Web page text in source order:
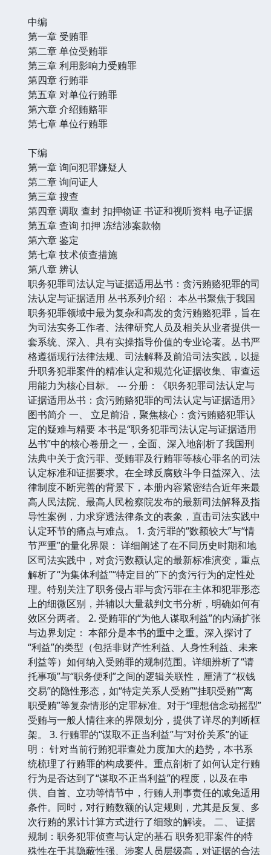
中编
第一章 受贿罪
第二章 单位受贿罪
第三章 利用影响力受贿罪
第四章 行贿罪
第五章 对单位行贿罪
第六章 介绍贿赂罪
第七章 单位行贿罪
下编
第一章 询问犯罪嫌疑人
第二章 询问证人
第三章 搜查
第四章 调取 查封 扣押物证 书证和视听资料 电子证据
第五章 查询 扣押 冻结涉案款物
第六章 鉴定
第七章 技术侦查措施
第八章 辨认
职务犯罪司法认定与证据适用丛书：贪污贿赂犯罪的司
法认定与证据适用 丛书系列介绍： 本丛书聚焦于我国
职务犯罪领域中最为复杂和高发的贪污贿赂犯罪，旨在
为司法实务工作者、法律研究人员及相关从业者提供一
套系统、深入、具有实操指导价值的专业论著。丛书严
格遵循现行法律法规、司法解释及前沿司法实践，以提
升职务犯罪案件的精准认定和规范化证据收集、审查运
用能力为核心目标。 --- 分册：《职务犯罪司法认定与
证据适用丛书：贪污贿赂犯罪的司法认定与证据适用》
图书简介 一、 立足前沿，聚焦核心：贪污贿赂犯罪认
定的疑难与精要 本书是“职务犯罪司法认定与证据适用
丛书”中的核心卷册之一，全面、深入地剖析了我国刑
法典中关于贪污罪、受贿罪及行贿罪等核心罪名的司法
认定标准和证据要求。在全球反腐败斗争日益深入、法
律制度不断完善的背景下，本册内容紧密结合近年来最
高人民法院、最高人民检察院发布的最新司法解释及指
导性案例，力求穿透法律条文的表象，直击司法实践中
认定环节的痛点与难点。 1. 贪污罪的“数额较大”与“情
节严重”的量化界限： 详细阐述了在不同历史时期和地
区司法实践中，对贪污数额认定的最新标准演变，重点
解析了“为集体利益”“特定目的”下的贪污行为的定性处
理。特别关注了职务侵占罪与贪污罪在主体和犯罪形态
上的细微区别，并辅以大量裁判文书分析，明确如何有
效区分两者。 2. 受贿罪的“为他人谋取利益”的内涵扩张
与边界划定： 本部分是本书的重中之重。深入探讨了
“利益”的类型（包括非财产性利益、人身性利益、未来
利益等）如何纳入受贿罪的规制范围。详细辨析了“请
托事项”与“职务便利”之间的逻辑关联性，厘清了“权钱
交易”的隐性形态，如“特定关系人受贿”“挂职受贿”“离
职受贿”等复杂情形的定罪标准。对于“理想信念动摇型”
受贿与一般人情往来的界限划分，提供了详尽的判断框
架。 3. 行贿罪的“谋取不正当利益”与“对价关系”的证
明： 针对当前行贿犯罪查处力度加大的趋势，本书系
统梳理了行贿罪的构成要件。重点剖析了如何认定行贿
行为是否达到了“谋取不正当利益”的程度，以及在串
供、自首、立功等情节中，行贿人刑事责任的减免适用
条件。同时，对行贿数额的认定规则，尤其是反复、多
次行贿的累计计算方式进行了细致的解读。 二、 证据
规制：职务犯罪侦查与认定的基石 职务犯罪案件的特
殊性在于其隐蔽性强、涉案人员层级高，对证据的合法